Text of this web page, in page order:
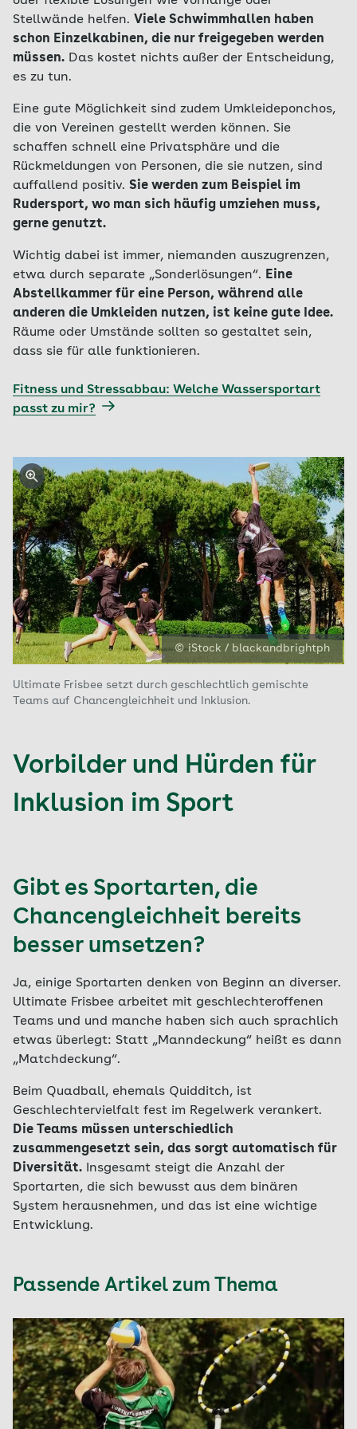
Stellwände helfen. Viele Schwimmhallen haben
schon Einzelkabinen, die nur freigegeben werden
müssen. Das kostet nichts außer der Entscheidung,
es zu tun.
Eine gute Möglichkeit sind zudem Umkleideponchos,
die von Vereinen gestellt werden können. Sie
schaffen schnell eine Privatsphäre und die
Rückmeldungen von Personen, die sie nutzen, sind
auffallend positiv. Sie werden zum Beispiel im
Rudersport, wo man sich häufig umziehen muss,
gerne genutzt.
Wichtig dabei ist immer, niemanden auszugrenzen,
etwa durch separate „Sonderlösungen“. Eine
Abstellkammer für eine Person, während alle
anderen die Umkleiden nutzen, ist keine gute Idee.
Räume oder Umstände sollten so gestaltet sein,
dass sie für alle funktionieren.
Fitness und Stressabbau: Welche Wassersportart
passt zu mir?
© iStock / blackandbrightph
Ultimate Frisbee setzt durch geschlechtlich gemischte
Teams auf Chancengleichheit und Inklusion.
Vorbilder und Hürden für
Inklusion im Sport
Gibt es Sportarten, die
Chancengleichheit bereits
besser umsetzen?
Ja, einige Sportarten denken von Beginn an diverser.
Ultimate Frisbee arbeitet mit geschlechteroffenen
Teams und und manche haben sich auch sprachlich
etwas überlegt: Statt „Manndeckung“ heißt es dann
„Matchdeckung“.
Beim Quadball, ehemals Quidditch, ist
Geschlechtervielfalt fest im Regelwerk verankert.
Die Teams müssen unterschiedlich
zusammengesetzt sein, das sorgt automatisch für
Diversität. Insgesamt steigt die Anzahl der
Sportarten, die sich bewusst aus dem binären
System herausnehmen, und das ist eine wichtige
Entwicklung.
Passende Artikel zum Thema